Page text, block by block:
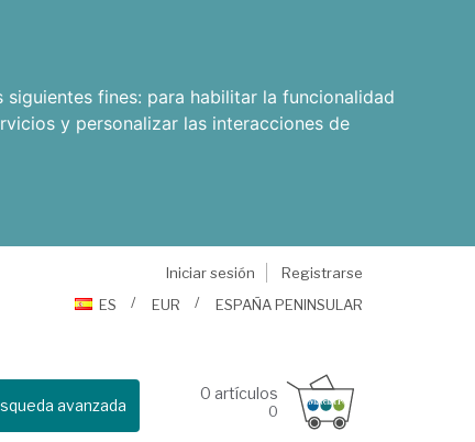
fines: para habilitar la funcionalidad
y personalizar las interacciones de
Iniciar sesión
Registrarse
ES
EUR ESPAÑA PENINSULAR
avanzada
0 artículos
0